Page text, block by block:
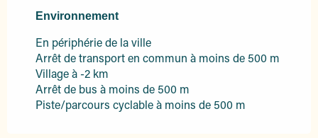
Environnement
Environnement
En périphérie de la ville
Arrêt de transport en commun à moins de 500 m
Village à -2 km
Arrêt de bus à moins de 500 m
Piste/parcours cyclable à moins de 500 m